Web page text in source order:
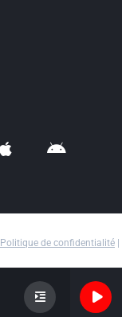
Politique de confidentialité |